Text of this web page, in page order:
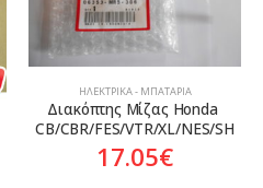
ΗΛΕΚΤΡΙΚΆ - ΜΠΑΤΑΡΊΑ
Διακόπτης Μίζας Honda
CB/CBR/FES/VTR/XL/NES/SH
17.05€